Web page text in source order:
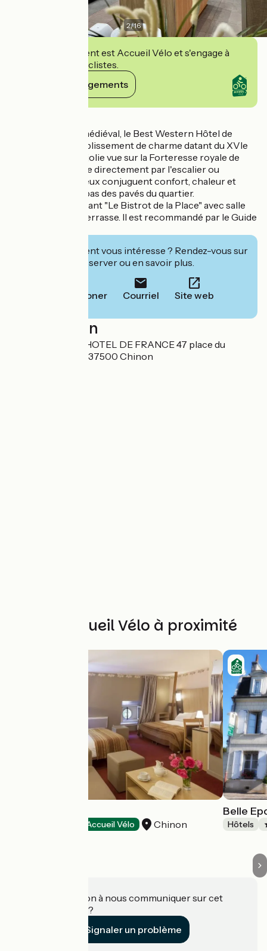
2/16
Cet établissement est Accueil Vélo et s'engage à
accueillir des cyclistes.
Voir ses engagements
Dans le quartier médiéval, le Best Western Hôtel de
France est un établissement de charme datant du XVIe
siècle. Il offre une jolie vue sur la Forteresse royale de
Chinon, accessible directement par l'escalier ou
l'ascenseur. Les lieux conjuguent confort, chaleur et
traditions à deux pas des pavés du quartier.
Sur place : restaurant "Le Bistrot de la Place" avec salle
pour groupes et terrasse. Il est recommandé par le Guide
Cet établissement vous intéresse ? Rendez-vous sur
leur site pour réserver ou en savoir plus.
Téléphoner Courriel Site web
Localisation
BEST WESTERN HOTEL DE FRANCE 47 place du
Général de Gaulle 37500 Chinon
Autres Accueil Vélo à proximité
Accueil Vélo Chinon
Belle
Hôtels
Une information à nous communiquer sur cet
établissement ?
Signaler un problème